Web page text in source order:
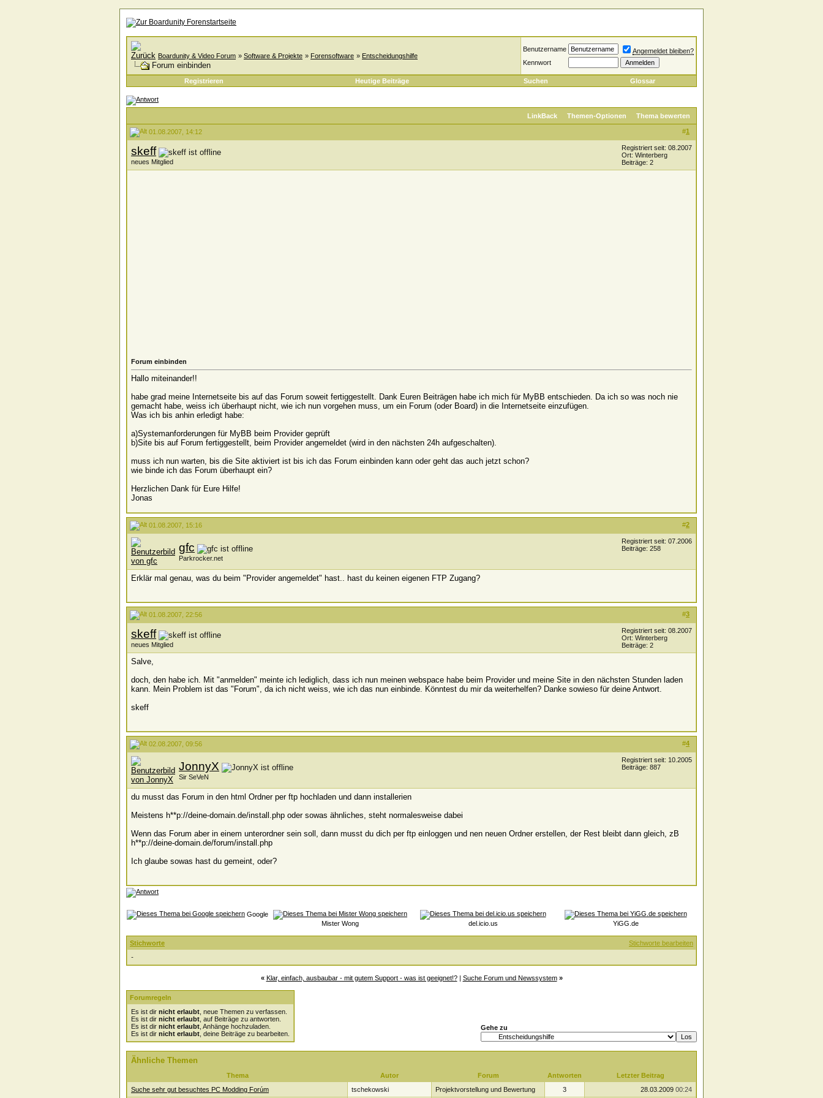
Boardunity & Video Forum » Software & Projekte » Forensoftware » Entscheidungshilfe
Forum einbinden
Benutzername
Angemeldet bleiben?
Kennwort
Registrieren Heutige Beiträge Suchen Glossar
LinkBack Themen-Optionen Thema bewerten
#1
01.08.2007, 14:12
skeff
neues Mitglied
Registriert seit: 08.2007
Ort: Winterberg
Beiträge: 2
Forum einbinden
Hallo miteinander!!
habe grad meine Internetseite bis auf das Forum soweit fertiggestellt. Dank Euren Beiträgen habe ich mich für MyBB entschieden. Da ich so was noch nie
gemacht habe, weiss ich überhaupt nicht, wie ich nun vorgehen muss, um ein Forum (oder Board) in die Internetseite einzufügen.
Was ich bis anhin erledigt habe:
a)Systemanforderungen für MyBB beim Provider geprüft
b)Site bis auf Forum fertiggestellt, beim Provider angemeldet (wird in den nächsten 24h aufgeschalten).
muss ich nun warten, bis die Site aktiviert ist bis ich das Forum einbinden kann oder geht das auch jetzt schon?
wie binde ich das Forum überhaupt ein?
Herzlichen Dank für Eure Hilfe!
Jonas
#2
01.08.2007, 15:16
gfc
Parkrocker.net
Registriert seit: 07.2006
Beiträge: 258
Erklär mal genau, was du beim "Provider angemeldet" hast.. hast du keinen eigenen FTP Zugang?
#3
01.08.2007, 22:56
skeff
neues Mitglied
Registriert seit: 08.2007
Ort: Winterberg
Beiträge: 2
Salve,
doch, den habe ich. Mit "anmelden" meinte ich lediglich, dass ich nun meinen webspace habe beim Provider und meine Site in den nächsten Stunden laden
kann. Mein Problem ist das "Forum", da ich nicht weiss, wie ich das nun einbinde. Könntest du mir da weiterhelfen? Danke sowieso für deine Antwort.
skeff
#4
02.08.2007, 09:56
JonnyX
Sir SeVeN
Registriert seit: 10.2005
Beiträge: 887
du musst das Forum in den html Ordner per ftp hochladen und dann installerien
Meistens h**p://deine-domain.de/install.php oder sowas ähnliches, steht normalesweise dabei
Wenn das Forum aber in einem unterordner sein soll, dann musst du dich per ftp einloggen und nen neuen Ordner erstellen, der Rest bleibt dann gleich, zB
h**p://deine-domain.de/forum/install.php
Ich glaube sowas hast du gemeint, oder?
Google
Mister Wong
del.icio.us YiGG.de
Stichworte bearbeiten
Stichworte
-
« Klar, einfach, ausbaubar - mit gutem Support - was ist geeignet!?| Suche Forum und Newssystem »
Forumregeln
Es ist dir nicht erlaubt , neue Themen zu verfassen.
Es ist dir nicht erlaubt , auf Beiträge zu antworten.
Es ist dir nicht erlaubt , Anhänge hochzuladen.
Es ist dir nicht erlaubt , deine Beiträge zu bearbeiten.
Gehe zu
Ähnliche Themen
Thema Autor Forum Antworten
Letzter Beitrag
Suche sehr gut besuchtes PC Modding Forúm
tschekowski Projektvorstellung und Bewertung 3 28.03.2009 00:24